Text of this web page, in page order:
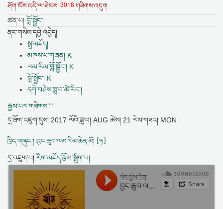
ཤོག་ངོས་འདི་ལ་ཐེངས་3018 གཟིགས་འདུག
ཚན་པ། བློ་སྦྱོང་།
ནང་གསེས་དབྱེ་འབྱེད།
སྒྲ་མཛོད།
མཁས་པ་གཞན། K
ལམ་རིམ་བློ་སྦྱོང་། K
བློ་སྦྱོང་། K
དགེ་བཤེས་ཟླ་བ་ཚེ་རིང་།
རྒྱས་པར་གཟིགས་་་་
དྲ་ཐོག་འཇུག་དུས། 2017 ལོའི་ཟླ་བ། AUG ཚེས། 21 རེས་གཟའ། MON
ཁྲིད་གཞུང་། བྱང་ཆུབ་ལམ་རིམ་ཆེན་མོ། [ཏ]
དྲ་འཇུག་པ། རིག་མཛོད་རྩོམ་སྒྲིག་པ།